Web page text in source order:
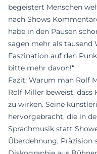
begeistert Menschen
nach Shows
habe in den Pausen
sagen mehr als tausend
Faszination auf den
bitte mehr davon!“
Fazit: Warum man Rolf
Rolf Miller beweist,
zu wirken. Seine
hervorgebracht, die in
Sprachmusik statt
Überdehnung, Präzision